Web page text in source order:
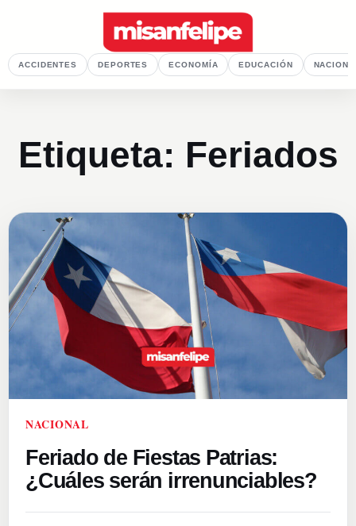
ACCIDENTES DEPORTES ECONOMÍA EDUCACIÓN
Etiqueta: Feriados
NACIONAL
Feriado de Fiestas Patrias:
¿Cuáles serán irrenunciables?